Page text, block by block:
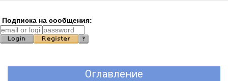
Подписка на сообщения:
Оглавление